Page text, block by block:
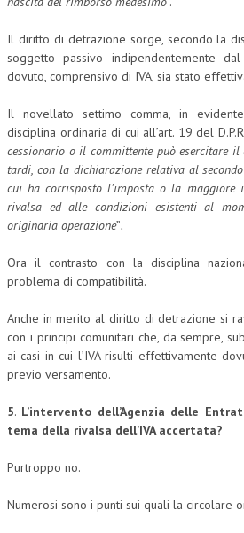
Il diritto di detrazione sorge, secondo la
soggetto passivo indipendentemente
dovuto, comprensivo di IVA, sia stato
Il novellato settimo comma, in
disciplina ordinaria di cui all’art. 19 del
cessionario o il committente può esercitare
tardi, con la dichiarazione relativa al
cui ha corrisposto l’imposta o la maggiore
rivalsa ed alle condizioni esistenti al
originaria operazione”.
Ora il contrasto con la disciplina
problema di compatibilità.
Anche in merito al diritto di detrazione si
con i principi comunitari che, da sempre,
ai casi in cui l’IVA risulti effettivamente
previo versamento.
5. L’intervento dell’Agenzia delle
tema della rivalsa dell’IVA accertata?
Purtroppo no.
Numerosi sono i punti sui quali la circolare